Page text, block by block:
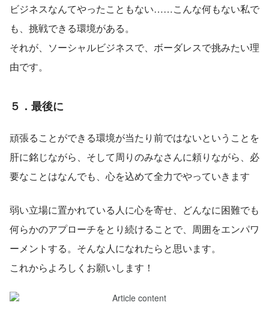
ビジネスなんてやったこともない……こんな何もない私で
も、挑戦できる環境がある。
それが、ソーシャルビジネスで、ボーダレスで挑みたい理
由です。
５．最後に
頑張ることができる環境が当たり前ではないということを
肝に銘じながら、そして周りのみなさんに頼りながら、必
要なことはなんでも、心を込めて全力でやっていきます
弱い立場に置かれている人に心を寄せ、どんなに困難でも
何らかのアプローチをとり続けることで、周囲をエンパワ
ーメントする。そんな人になれたらと思います。
これからよろしくお願いします！